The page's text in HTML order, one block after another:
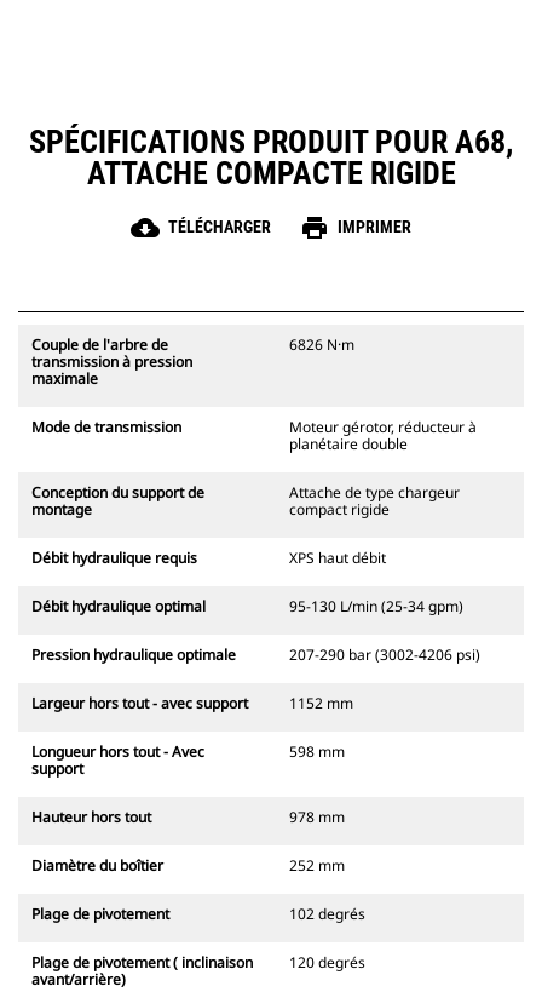
SPÉCIFICATIONS PRODUIT POUR A68,
ATTACHE COMPACTE RIGIDE
cloud_download TÉLÉCHARGER print IMPRIMER
Couple de l'arbre de
transmission à pression
maximale
6826 N·m
Mode de transmission
Moteur gérotor, réducteur à
planétaire double
Conception du support de
montage
Attache de type chargeur
compact rigide
Débit hydraulique requis XPS haut débit
Débit hydraulique optimal 95-130 L/min (25-34 gpm)
Pression hydraulique optimale 207-290 bar (3002-4206 psi)
Largeur hors tout - avec support 1152 mm
Longueur hors tout - Avec
support
598 mm
Hauteur hors tout 978 mm
Diamètre du boîtier 252 mm
Plage de pivotement 102 degrés
Plage de pivotement ( inclinaison
avant/arrière)
120 degrés